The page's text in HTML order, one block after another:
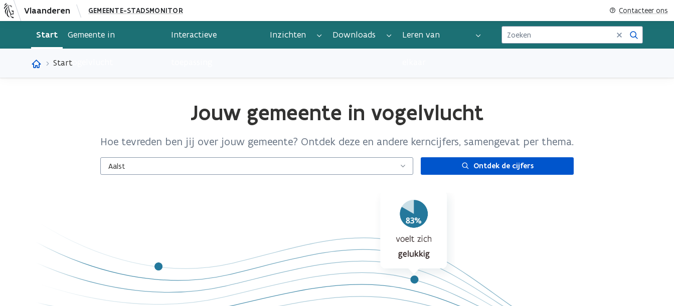
Vlaanderen GEMEENTE-STADSMONITOR Contacteer ons
Start Gemeente in
vogelvlucht
Interactieve Inzichten
submenu
Inzichten
Downloads
submenu
Downloads
Leren van
submenu
Leren
elkaar
Zoeken
Start
Jouw gemeente in vogelvlucht
Hoe tevreden ben jij over jouw gemeente? Ontdek deze en andere kerncijfers, samengevat per thema.
Ontdek de cijfers